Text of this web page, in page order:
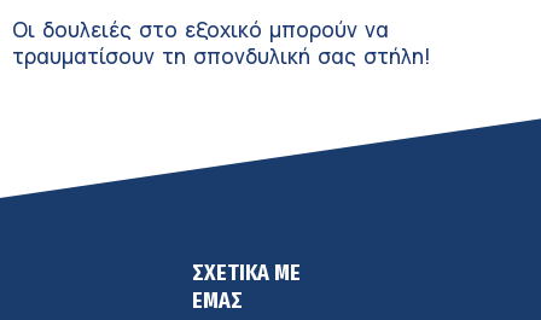
Οι δουλειές στο εξοχικό μπορούν να
τραυματίσουν τη σπονδυλική σας στήλη!
ΣΧΕΤΙΚΑ ΜΕ
ΕΜΑΣ